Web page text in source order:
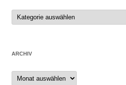
ARCHIV
Archiv